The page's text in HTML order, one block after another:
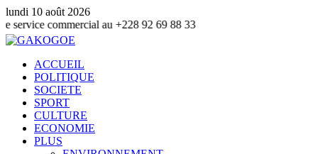
lundi 10 août 2026
au +228 92 69 88 33
ACCUEIL
POLITIQUE
SOCIETE
SPORT
CULTURE
ECONOMIE
PLUS